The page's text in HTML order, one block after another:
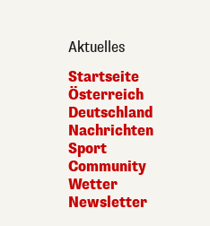
Aktuelles
Startseite
Österreich
Deutschland
Nachrichten
Sport
Community
Wetter
Newsletter